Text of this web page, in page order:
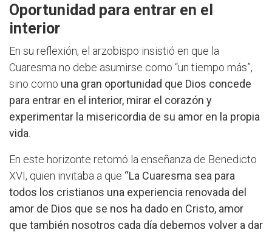
Oportunidad para entrar en el
interior
En su reflexión, el arzobispo insistió en que la
Cuaresma no debe asumirse como “un tiempo más”,
sino como una gran oportunidad que Dios concede
para entrar en el interior, mirar el corazón y
experimentar la misericordia de su amor en la propia
vida
En este horizonte retomó la enseñanza de Benedicto
XVI, quien invitaba a que “La Cuaresma sea para
todos los cristianos una experiencia renovada del
amor de Dios que se nos ha dado en Cristo, amor
que también nosotros cada día debemos volver a dar